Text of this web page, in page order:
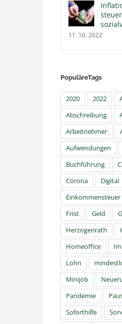
11. 10. 2022
PopuläreTags
2020 2022
Abschreibung
Arbeitnehmer
Aufwendungen
Buchführung
Corona
Digital
Einkommensteuer
Frist
Geld
Herzogenrath
Homeoffice
Lohn
Minijob
Pandemie
Soforthilfe